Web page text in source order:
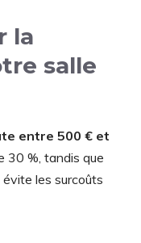
la
salle
entre 500 € et
30 %, tandis que
les surcoûts